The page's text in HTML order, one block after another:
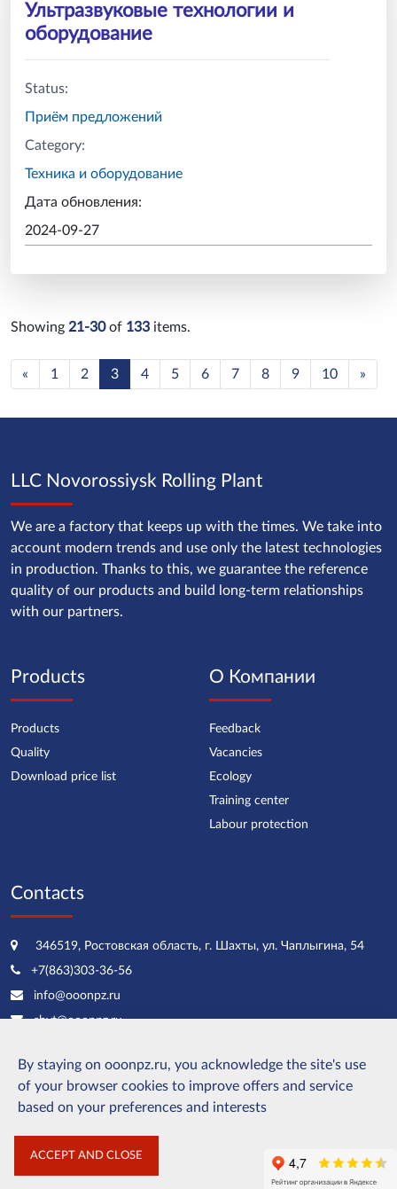
Ультразвуковые технологии и
оборудование
Status:
Приём предложений
Category:
Техника и оборудование
Дата обновления:
2024-09-27
Showing 21-30of 133 items.
« Previous
1 2 3 4 5 6 7 8 9 10 »
By staying on ooonpz.ru, you acknowledge the site's use
of your browser cookies to improve offers and service
based on your preferences and interests
LLC Novorossiysk Rolling Plant
We are a factory that keeps up with the times. We take into
account modern trends and use only the latest technologies
in production. Thanks to this, we guarantee the reference
quality of our products and build long-term relationships
with our partners.
Products
Products
Quality
Download price list
О Компании
Feedback
Vacancies
Ecology
Training center
Labour protection
Contacts
346519, Ростовская область, г. Шахты, ул. Чаплыгина, 54
+7(863)303-36-56
info@ooonpz.ru
sbyt@ooonpz.ru
LLC Novorossiysk Rolling Plant
Personal data processing policy